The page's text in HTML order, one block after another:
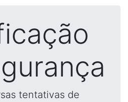
tentativas de